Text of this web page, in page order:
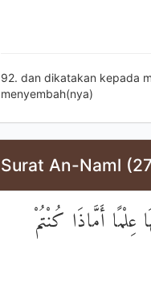
92. dan dikatakan kepada
menyembah(nya)
Surat An-Naml
أَمَّاذَا كُنْتُمْ